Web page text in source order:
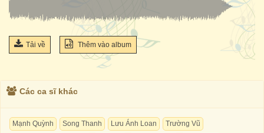
Tải về Thêm vào album
Các ca sĩ khác
Mạnh Quỳnh Song Thanh Lưu Ánh Loan
Trường Vũ